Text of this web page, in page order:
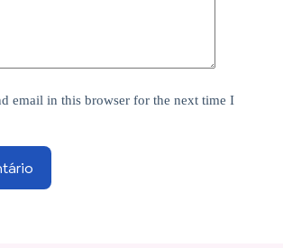
email in this browser for the next time I